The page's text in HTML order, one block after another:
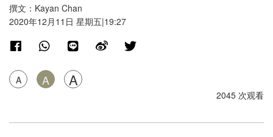
撰文：Kayan Chan
2020年12月11日 星期五|19:27
A A A
2045 次观看